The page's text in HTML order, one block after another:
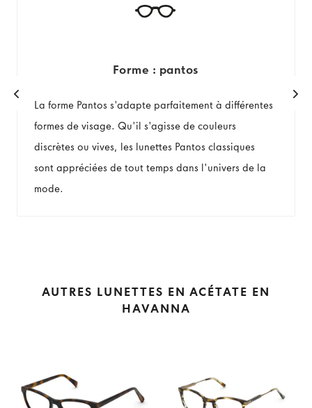
Forme : pantos
La forme Pantos s'adapte parfaitement à différentes
formes de visage. Qu'il s'agisse de couleurs
discrètes ou vives, les lunettes Pantos classiques
sont appréciées de tout temps dans l'univers de la
mode.
AUTRES LUNETTES EN ACÉTATE EN
HAVANNA